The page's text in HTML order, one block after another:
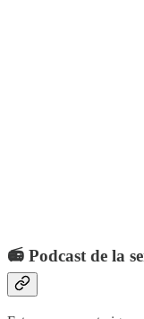
📻 Podcast de la